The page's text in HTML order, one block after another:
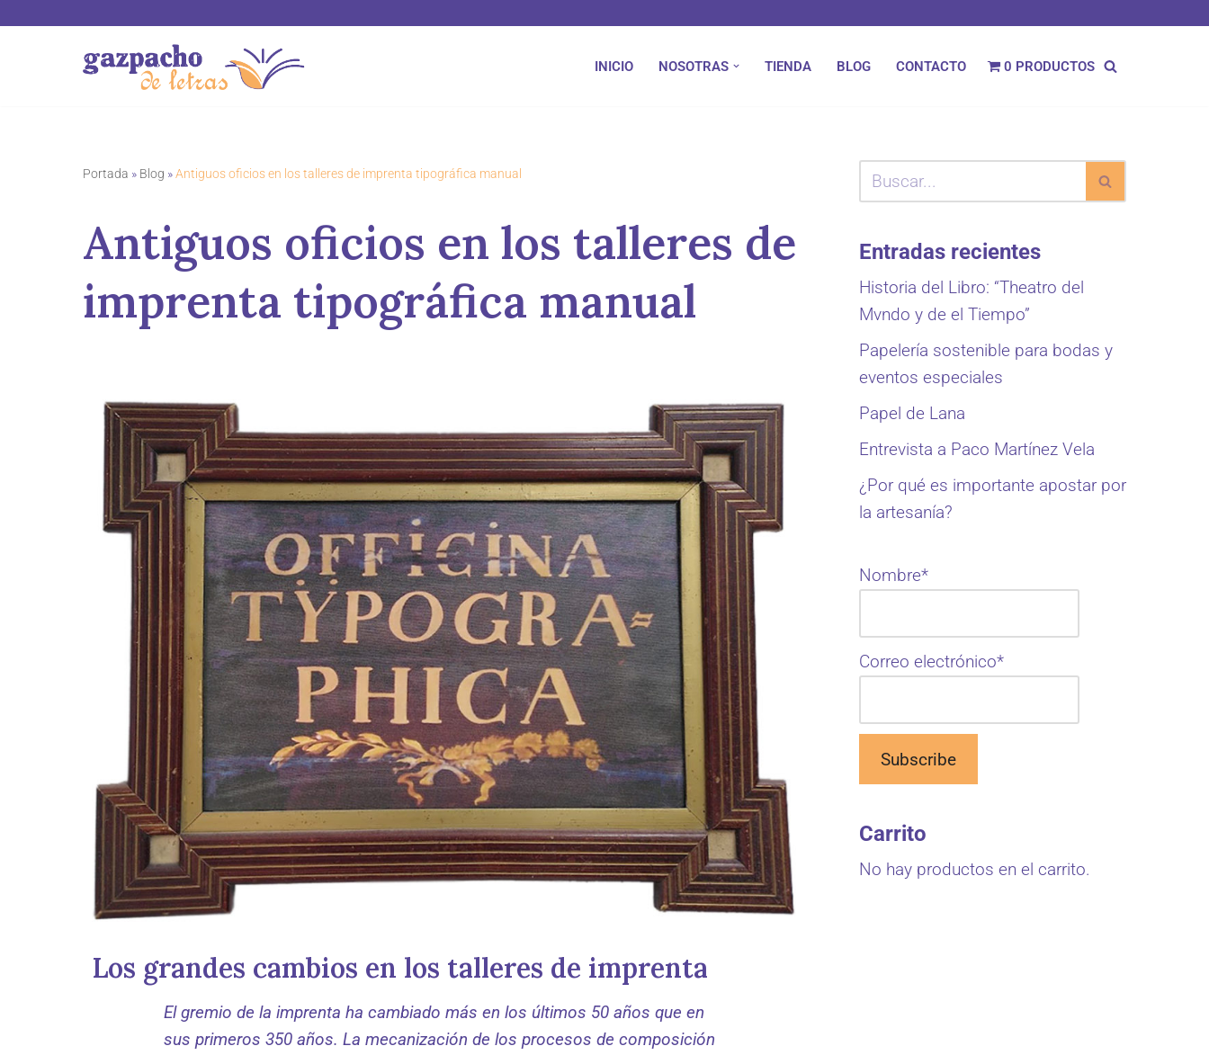
INICIO NOSOTRAS TIENDA BLOG CONTACTO 0 PRODUCTOS
Portada » Blog »Antiguos oficios en los talleres de imprenta tipográfica manual
Antiguos oficios en los talleres de
imprenta tipográfica manual
Los grandes cambios en los talleres de imprenta
El gremio de la imprenta ha cambiado más en los últimos 50 años que en
sus primeros 350 años. La mecanización de los procesos de composición
Entradas recientes
Historia del Libro: “Theatro del
Mvndo y de el Tiempo”
Papelería sostenible para bodas y
eventos especiales
Papel de Lana
Entrevista a Paco Martínez Vela
¿Por qué es importante apostar por
la artesanía?
Nombre*
Correo electrónico*
Carrito
No hay productos en el carrito.